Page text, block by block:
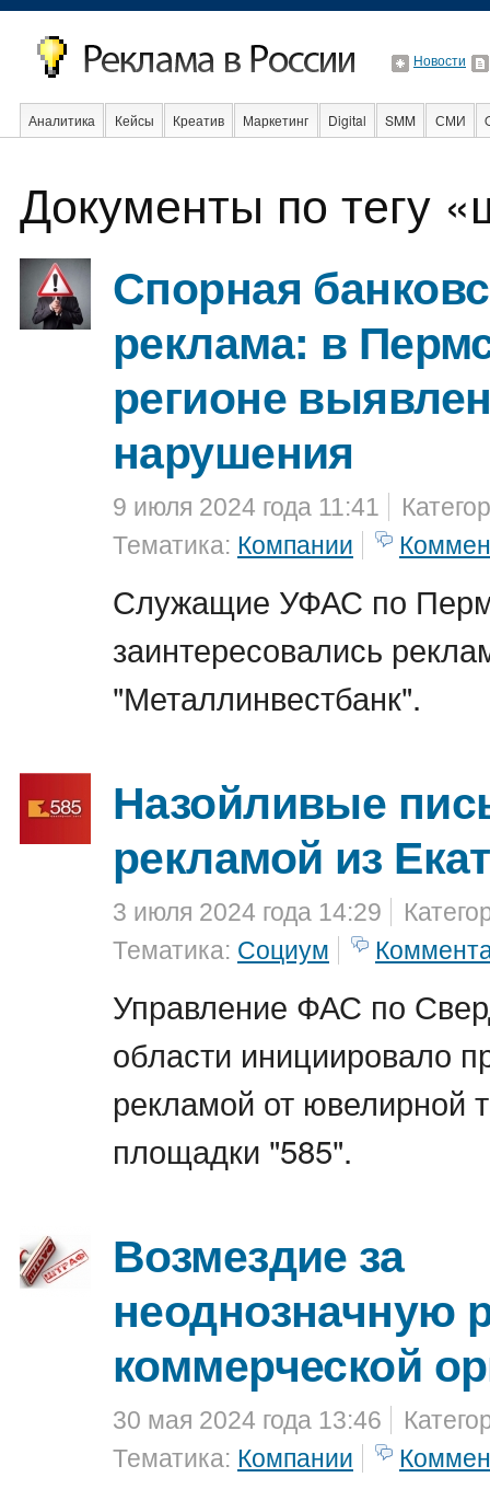
Новости
Аналитика Кейсы Креатив Маркетинг Digital SMM СМИ
Документы по тегу
Спорная
реклама: в
регионе
нарушения
9 июля 2024 года 11:41
Тематика: Компании
Служащие УФАС по
заинтересовались
"Металлинвестбанк".
Назойливые
рекламой из
3 июля 2024 года 14:29
Тематика: Социум
Управление ФАС по
области инициировало
рекламой от ювелирной
площадки "585".
Возмездие за
неоднозначную
коммерческой
30 мая 2024 года 13:46
Тематика: Компании